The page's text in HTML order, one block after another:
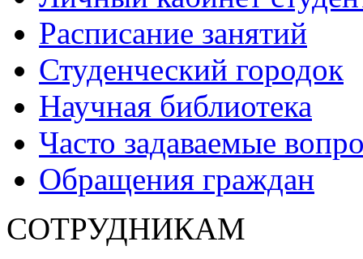
Расписание занятий
Студенческий городок
Научная библиотека
Часто задаваемые
Обращения граждан
СОТРУДНИКАМ